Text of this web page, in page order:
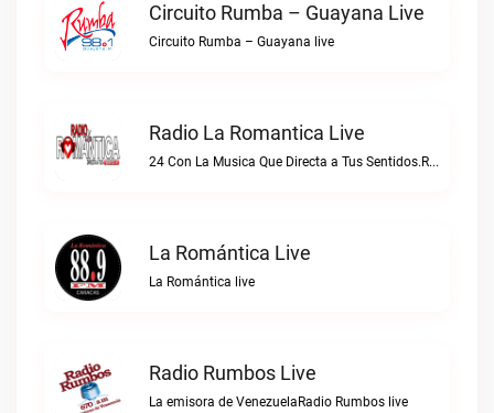
Circuito Rumba – Guayana Live
Circuito Rumba – Guayana live
Radio La Romantica Live
24 Con La Musica Que Directa a Tus Sentidos.Radio La Romantica live
La Romántica Live
La Romántica live
Radio Rumbos Live
La emisora de VenezuelaRadio Rumbos live